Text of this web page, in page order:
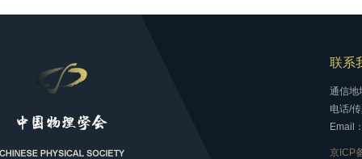
联系
通信地
电话/
Email
京ICP